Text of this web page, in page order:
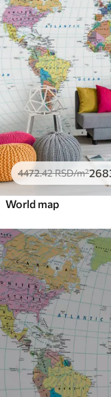
4472.42RSD/m²
World map